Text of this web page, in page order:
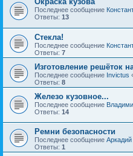
Последнее сообщение
Ответы: 13
Стекла!
Последнее сообщение
Ответы: 7
Изготовление решёток
Последнее сообщение Invictus
Ответы: 8
Железо кузовное...
Последнее сообщение
Ответы: 14
Ремни безопасности
Последнее сообщение Аркадий
Ответы: 1